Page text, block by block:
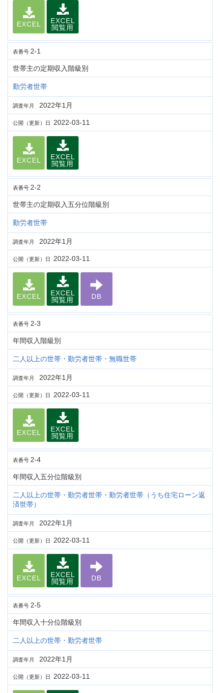
EXCEL
EXCEL
閲覧用
表番号 2-1
世帯主の定期収入階級別
勤労者世帯
調査年月 2022年1月
公開（更新）日 2022-03-11
EXCEL
EXCEL
閲覧用
表番号 2-2
世帯主の定期収入五分位階級別
勤労者世帯
調査年月 2022年1月
公開（更新）日 2022-03-11
EXCEL
EXCEL
閲覧用
DB
表番号 2-3
年間収入階級別
二人以上の世帯・勤労者世帯・無職世帯
調査年月 2022年1月
公開（更新）日 2022-03-11
EXCEL
EXCEL
閲覧用
表番号 2-4
年間収入五分位階級別
二人以上の世帯・勤労者世帯・勤労者世帯（うち住宅ローン返
済世帯）
調査年月 2022年1月
公開（更新）日 2022-03-11
EXCEL
EXCEL
閲覧用
DB
表番号 2-5
年間収入十分位階級別
二人以上の世帯・勤労者世帯
調査年月 2022年1月
公開（更新）日 2022-03-11